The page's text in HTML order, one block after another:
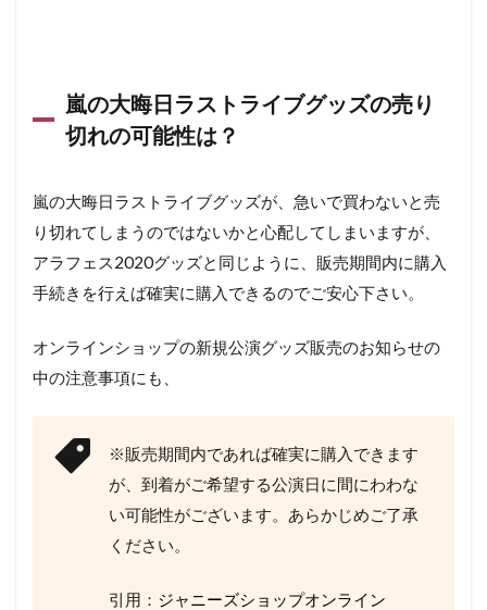
嵐の大晦日ラストライブグッズの売り
切れの可能性は？
嵐の大晦日ラストライブグッズが、急いで買わないと売
り切れてしまうのではないかと心配してしまいますが、
アラフェス2020グッズと同じように、販売期間内に購入
手続きを行えば確実に購入できるのでご安心下さい。
オンラインショップの新規公演グッズ販売のお知らせの
中の注意事項にも、
※販売期間内であれば確実に購入できます
が、到着がご希望する公演日に間にわわな
い可能性がございます。あらかじめご了承
ください。
引用： ジャニーズショップオンライン